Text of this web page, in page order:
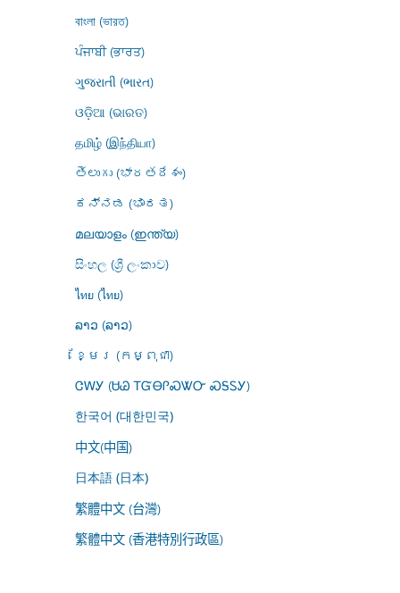
বাংলা (ভারত)
ਪੰਜਾਬੀ (ਭਾਰਤ)
ગુજરાતી (ભારત)
ଓଡ଼ିଆ (ଭାରତ)
தமிழ் (இந்தியா)
తెలుగు (భారతదేశం)
ಕನ್ನಡ (ಭಾರತ)
മലയാളം (ഇന്ത്യ)
සිංහල (ශ්‍රී ලංකාව)
ไทย (ไทย)
ລາວ (ລາວ)
ខ្មែរ (កម្ពុជា)
ᏣᎳᎩ (ᏌᏊ ᎢᏳᎾᎵᏍᏔᏅ ᏍᎦᏚᎩ)
한국어 (대한민국)
中文(中国)
日本語 (日本)
繁體中文 (台灣)
繁體中文 (香港特別行政區)